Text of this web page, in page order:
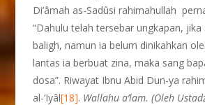
Di’âmah as-Sadûsi rahimahullah
“Dahulu telah tersebar ungkapan, jika
baligh, namun ia belum dinikahkan
lantas ia berbuat zina, maka sang
dosa”. Riwayat Ibnu Abid Dun-ya
al-‘Iyâl[18]. Wallahu a’lam. (Oleh